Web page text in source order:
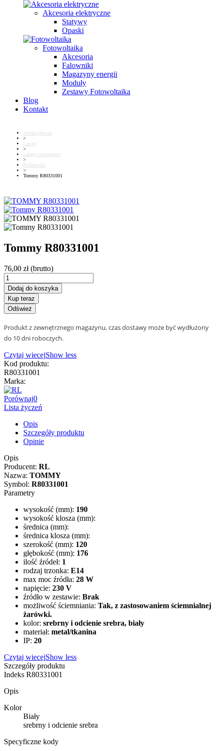
Akcesoria elektryczne
Statywy
Opaski
Fotowoltaika
Akcesoria
Falowniki
Magazyny energii
Moduły
Zestawy Fotowoltaika
Blog
Kontakt
Strona główna
>
Lampy
>
Lampy wewnętrzne
>
Reflektorki
>
Tommy R80331001
Tommy R80331001
76,00 zł (brutto)
Dodaj do koszyka
Kup teraz
Produkt z zewnętrznego magazynu, czas dostawy może być wydłużony
do 10 dni roboczych.
Czytaj wiecejShow less
Kod produktu:
R80331001
Marka:
Porównaj0
Lista życzeń
Opis
Szczegóły produktu
Opinie
Opis
Producent: RL
Nazwa: TOMMY
Symbol: R80331001
Parametry
wysokość (mm): 190
wysokość klosza (mm):
średnica (mm):
średnica klosza (mm):
szerokość (mm): 120
głębokość (mm): 176
ilość źródeł: 1
rodzaj trzonka: E14
max moc źródła: 28 W
napięcie: 230 V
źródło w zestawie: Brak
możliwość ściemniania: Tak, z zastosowaniem ściemnialnej
żarówki.
kolor: srebrny i odcienie srebra, biały
materiał: metal/tkanina
IP: 20
Czytaj wiecejShow less
Szczegóły produktu
Indeks R80331001
Opis
Kolor
Biały
srebrny i odcienie srebra
Specyficzne kody